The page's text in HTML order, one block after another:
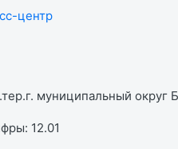
центр
муниципальный
12.01